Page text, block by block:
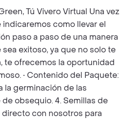
Tú Vivero Virtual Una vez
indicaremos como llevar el
paso a paso de una manera
exitoso, ya que no solo te
te ofrecemos la oportunidad
• Contenido del Paquete:
la germinación de las
de obsequio. 4. Semillas de
con nosotros para